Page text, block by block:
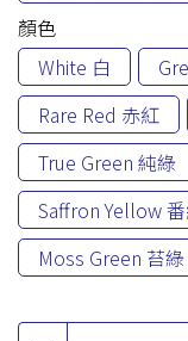
顏色
White 白
Rare Red 赤紅
True Green 純綠
Saffron Yellow
Moss Green 苔綠